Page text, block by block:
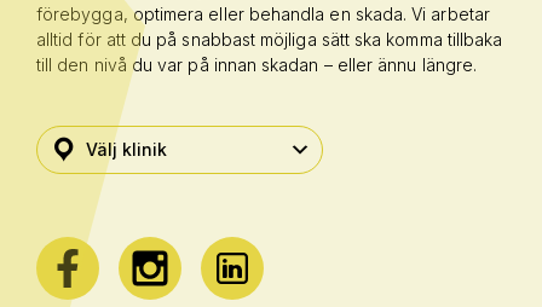
förebygga, optimera eller behandla en skada. Vi arbetar
alltid för att du på snabbast möjliga sätt ska komma tillbaka
till den nivå du var på innan skadan – eller ännu längre.